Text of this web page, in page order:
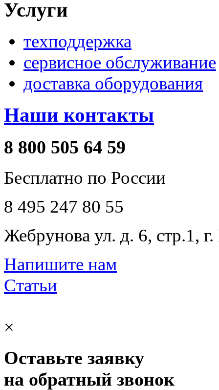
Услуги
техподдержка
сервисное обслуживание
доставка оборудования
Наши контакты
8 800 505 64 59
Бесплатно по России
8 495 247 80 55
Жебрунова ул. д. 6, стр.1,
Напишите нам
Статьи
×
Оставьте заявку
на обратный звонок